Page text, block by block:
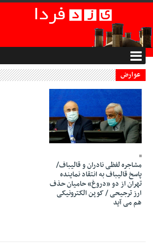
عوارض
17 Esfand 1400 - 21:15
مشاجره لفظی نادران و قالیباف/
پاسخ قالیباف به انتقاد نماینده
تهران از دو «دروغ» حامیان حذف
ارز ترجیحی / کوپن الکترونیکی
هم می آید